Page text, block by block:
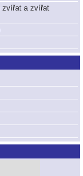
zvířat a zvířat